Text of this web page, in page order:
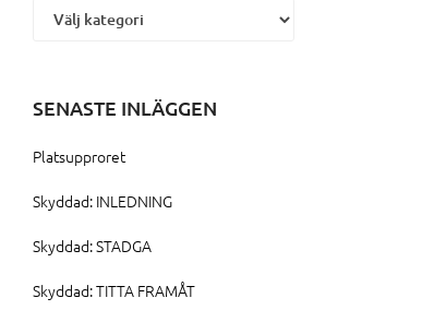
SENASTE INLÄGGEN
Platsupproret
Skyddad: INLEDNING
Skyddad: STADGA
Skyddad: TITTA FRAMÅT